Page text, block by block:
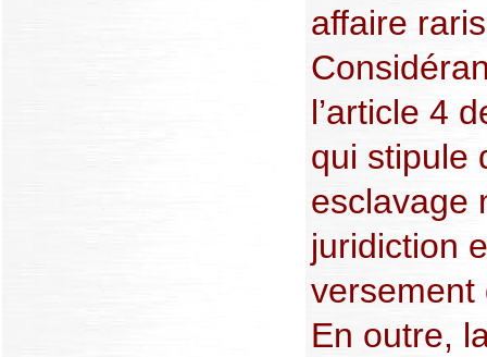
affaire
l’article 4
qui stipule
esclavage
juridiction
versement
En outre,